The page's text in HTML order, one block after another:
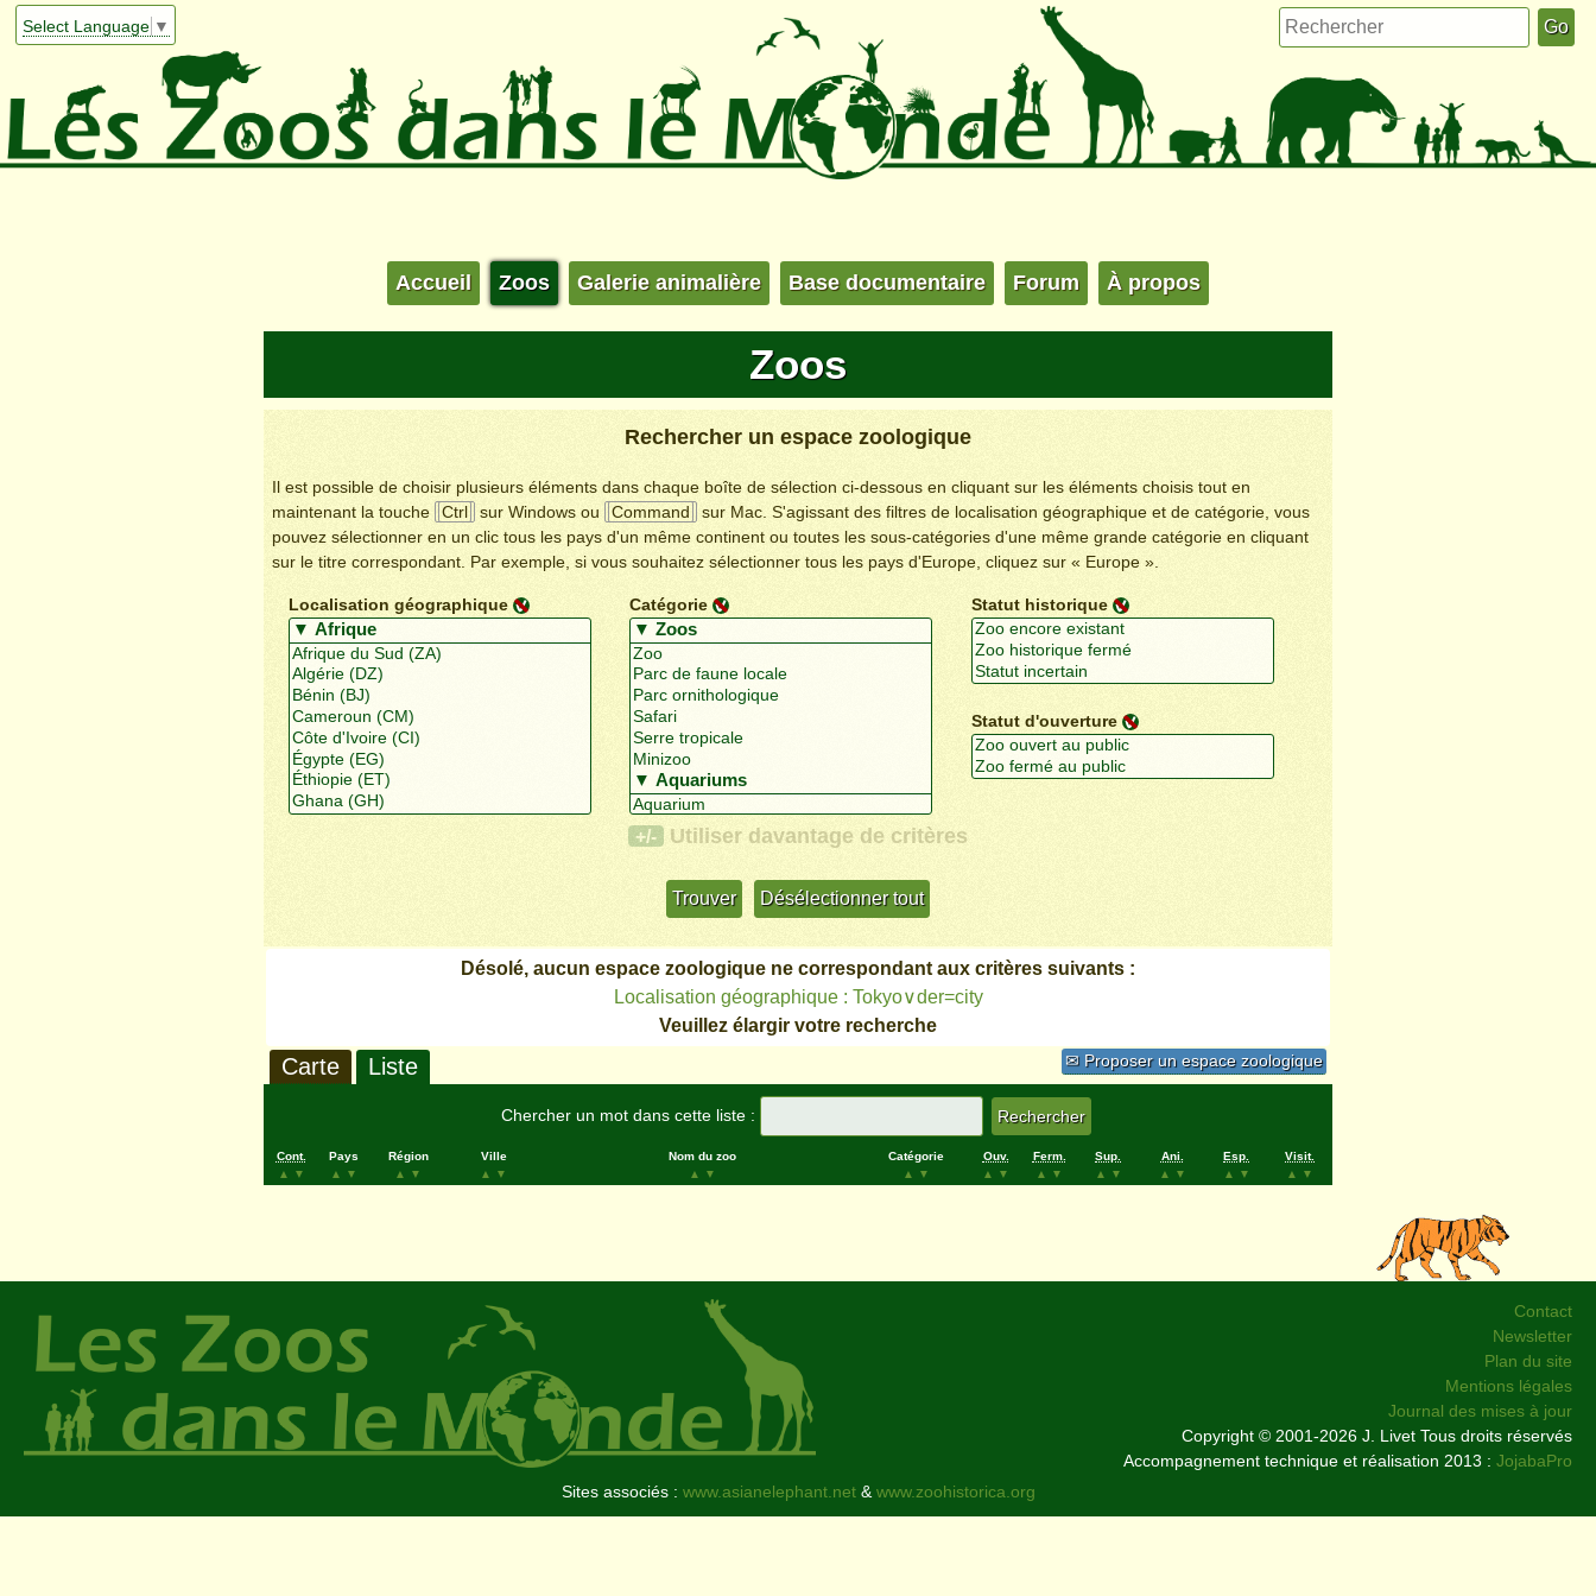
Select Language ▼
Accueil Zoos Galerie animalière Base documentaire Forum À propos
Zoos
Rechercher un espace zoologique
Il est possible de choisir plusieurs éléments dans chaque boîte de sélection ci-dessous en cliquant sur les éléments choisis tout en
maintenant la touche
Ctrl sur Windows ou Command
sur Mac. S'agissant des filtres de localisation géographique et de catégorie, vous
pouvez sélectionner en un clic tous les pays d'un même continent ou toutes les sous-catégories d'une même grande catégorie en cliquant
sur le titre correspondant. Par exemple, si vous souhaitez sélectionner tous les pays d'Europe, cliquez sur « Europe ».
Localisation géographique Catégorie Statut historique
Statut d'ouverture
+/- Utiliser davantage de critères
Désolé, aucun espace zoologique ne correspondant aux critères suivants :
Localisation géographique : Tokyo∨der=city
Veuillez élargir votre recherche
✉ Proposer un espace zoologique
Carte Liste
Chercher un mot dans cette liste :
Cont.
▲
▼
Pays
▲
▼
Région
▲
▼
Ville
▲
▼
Nom du zoo
▲
▼
Catégorie
▲
▼
Ouv.
▲
▼
Ferm.
▲
▼
Sup.
▲
▼
Ani.
▲
▼
Esp.
▲
▼
Visit.
▲
▼
Contact
Newsletter
Plan du site
Mentions légales
Journal des mises à jour
Copyright © 2001-2026 J. Livet Tous droits réservés
Accompagnement technique et réalisation 2013 : JojabaPro
Sites associés : www.asianelephant.net&www.zoohistorica.org